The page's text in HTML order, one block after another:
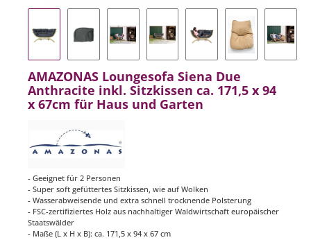
AMAZONAS Loungesofa Siena Due
Anthracite inkl. Sitzkissen ca. 171,5 x 94
x 67cm für Haus und Garten
- Geeignet für 2 Personen
- Super soft gefüttertes Sitzkissen, wie auf Wolken
- Wasserabweisende und extra schnell trocknende Polsterung
- FSC-zertifiziertes Holz aus nachhaltiger Waldwirtschaft europäischer
Staatswälder
- Maße (L x H x B): ca. 171,5 x 94 x 67 cm